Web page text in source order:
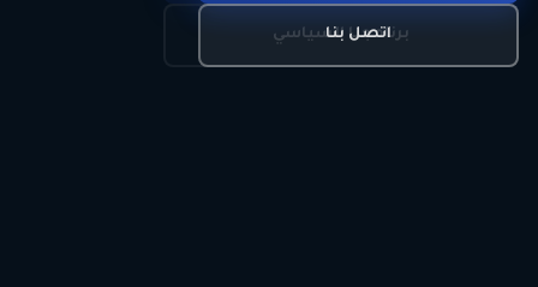
برنامجنا السياسي
اتصل بنا